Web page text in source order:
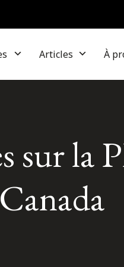
Articles À
sur la